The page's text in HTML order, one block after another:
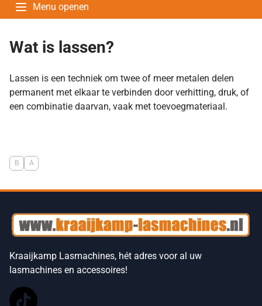
Menu openen
Wat is lassen?
Lassen is een techniek om twee of meer metalen delen
permanent met elkaar te verbinden door verhitting, druk, of
een combinatie daarvan, vaak met toevoegmateriaal.
B A
Kraaijkamp Lasmachines, hét adres voor al uw
lasmachines en accessoires!